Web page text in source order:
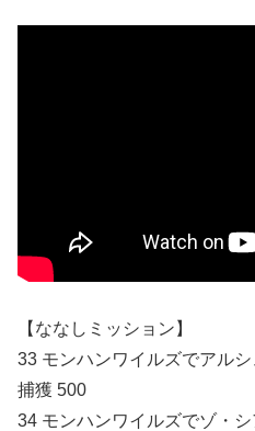
【ななしミッション】
33 モンハンワイルズでアル
捕獲 500
34 モンハンワイルズでゾ・